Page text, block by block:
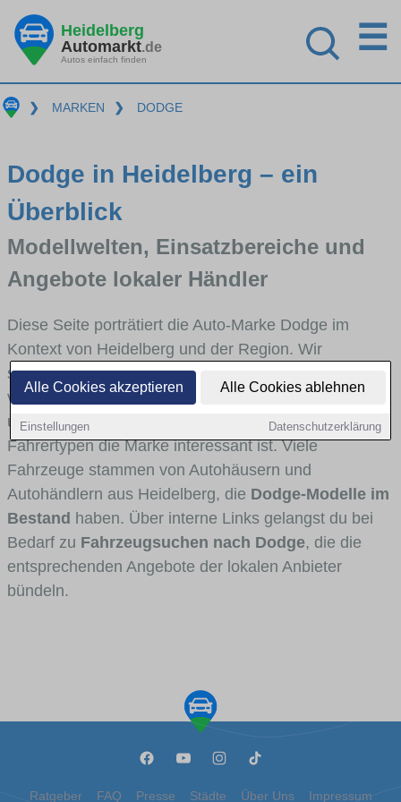
Alle Cookies akzeptieren Alle Cookies ablehnen
Einstellungen Datenschutzerklärung
Heidelberg
Automarkt.de
Autos einfach finden
☰
❯ MARKEN ❯ DODGE
Dodge in Heidelberg – ein
Überblick
Modellwelten, Einsatzbereiche und
Angebote lokaler Händler
Diese Seite porträtiert die Auto-Marke Dodge im
Kontext von Heidelberg und der Region. Wir
skizzieren, in welchen Fahrzeugklassen Dodge stark
vertreten ist, welche Modellreihen häufig im Stadt-
und Umlandverkehr zu sehen sind und für welche
Fahrertypen die Marke interessant ist. Viele
Fahrzeuge stammen von Autohäusern und
Autohändlern aus Heidelberg, die Dodge-Modelle im
Bestand haben. Über interne Links gelangst du bei
Bedarf zu Fahrzeugsuchen nach Dodge, die die
entsprechenden Angebote der lokalen Anbieter
bündeln.
Ratgeber FAQ Presse Städte Über Uns Impressum